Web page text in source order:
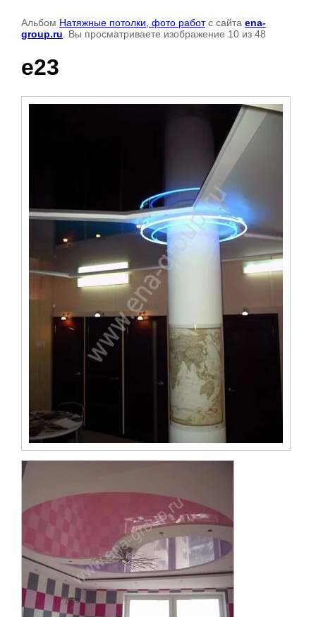
Альбом Натяжные потолки, фото работс сайта ena-
group.ru . Вы просматриваете изображение 10 из 48
e23